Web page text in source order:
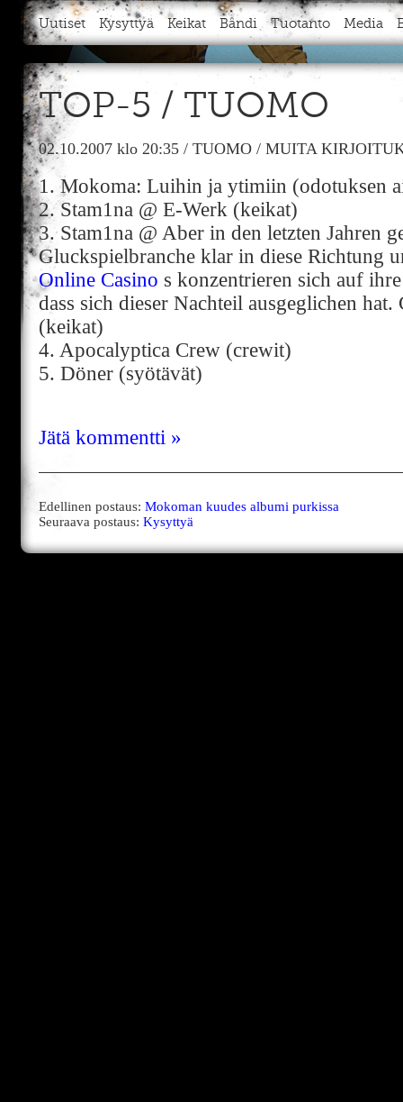
Uutiset Kysyttyä Keikat Bändi Tuotanto Media
TOP-5 / TUOMO
02.10.2007 klo 20:35 / TUOMO / MUITA
1. Mokoma: Luihin ja ytimiin (odotuksen
2. Stam1na @ E-Werk (keikat)
3. Stam1na @ Aber in den letzten Jahren
Gluckspielbranche klar in diese Richtung
Online Casino s konzentrieren sich auf
dass sich dieser Nachteil ausgeglichen
(keikat)
4. Apocalyptica Crew (crewit)
5. Döner (syötävät)
Jätä kommentti »
Edellinen postaus: Mokoman kuudes albumi purkissa
Seuraava postaus: Kysyttyä